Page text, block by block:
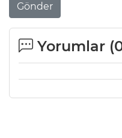
Gönder
Yorumlar (